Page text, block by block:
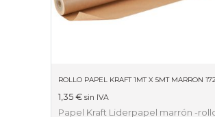
ROLLO PAPEL KRAFT 1MT X 5MT MARRON
1,35 € sin IVA
Papel Kraft Liderpapel marrón -rollo